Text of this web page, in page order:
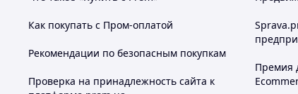
Как покупать с Пром-оплатой
Рекомендации по безопасным покупкам
Проверка на принадлежность сайта к
Премия